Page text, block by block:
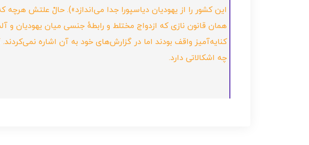
همان قانون نازی که ازدواج مختلط و رابطهٔ جنسی میان یهودیان و
کنایه‌آمیز واقف بودند اما در گزارش‌های خود به آن اشاره
چه اشکالاتی دارد.